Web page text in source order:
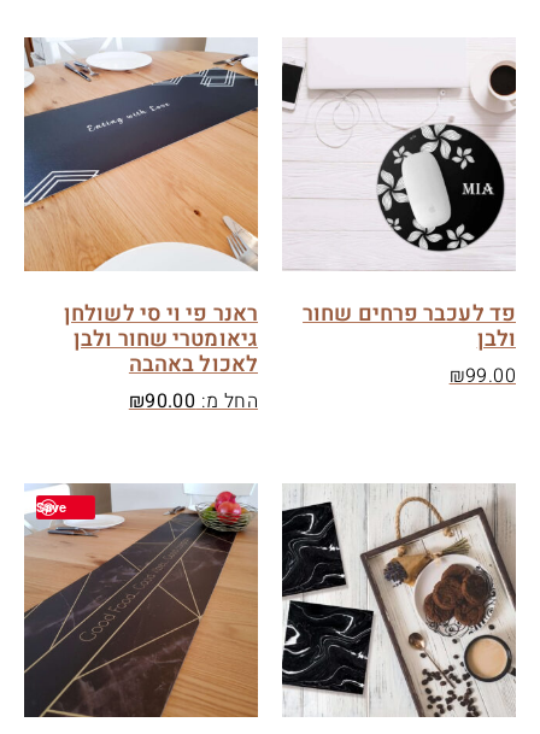
פד לעכבר פרחים שחור
ולבן
₪99.00
ראנר פי וי סי לשולחן
גיאומטרי שחור ולבן
לאכול באהבה
החל מ: ₪90.00
Save